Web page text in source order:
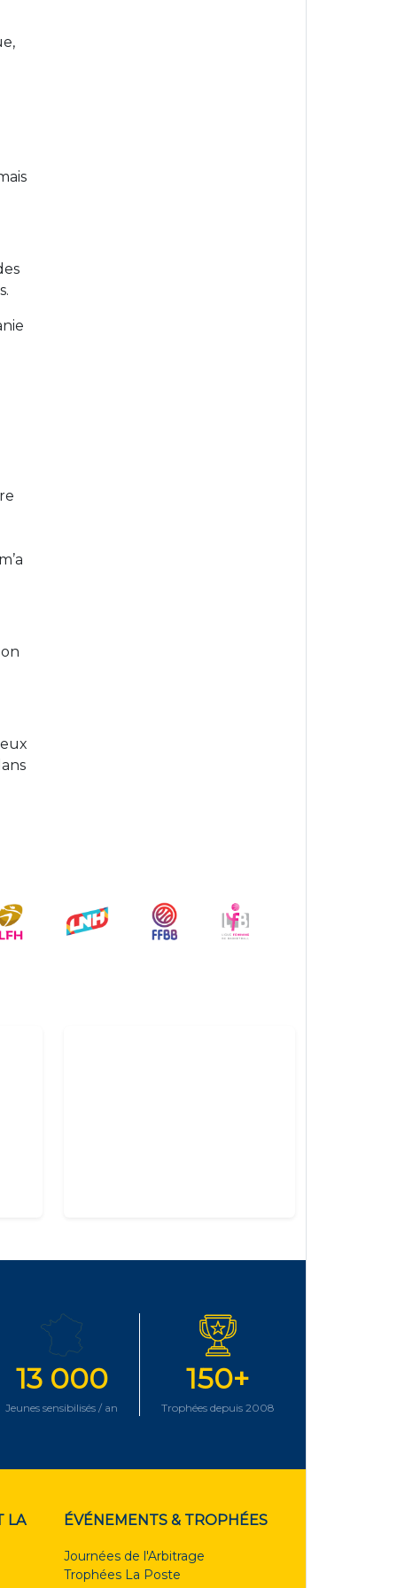
13 000
Jeunes sensibilisés / an
150+
Trophées depuis 2008
LA
ÉVÉNEMENTS & TROPHÉES
Journées de l'Arbitrage
Trophées La Poste